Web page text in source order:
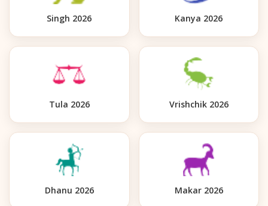
Singh 2026 Kanya 2026
Tula 2026 Vrishchik 2026
Dhanu 2026 Makar 2026